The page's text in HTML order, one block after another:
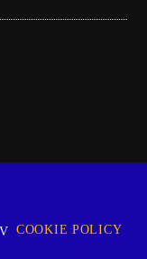
COOKIE POLICY